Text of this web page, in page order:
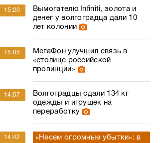
15:20
Вымогателю Infiniti, золота и
денег у волгоградца дали 10
лет колонии
15:05
МегаФон улучшил связь в
«столице российской
провинции»
14:57
Волгоградцы сдали 134 кг
одежды и игрушек на
переработку
14:42
«Несем огромные убытки»: в